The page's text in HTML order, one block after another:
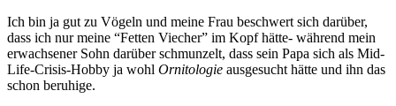
Ich bin ja gut zu Vögeln und meine Frau beschwert sich darüber,
dass ich nur meine “Fetten Viecher” im Kopf hätte- während mein
erwachsener Sohn darüber schmunzelt, dass sein Papa sich als Mid-
Life-Crisis-Hobby ja wohl Ornitologie ausgesucht hätte und ihn das
schon beruhige.